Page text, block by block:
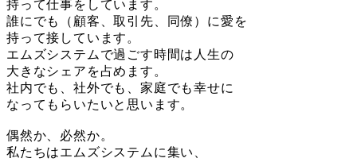
持って仕事をしています。
誰にでも（顧客、取引先、同僚）に愛を
持って接しています。
エムズシステムで過ごす時間は人生の
大きなシェアを占めます。
社内でも、社外でも、家庭でも幸せに
なってもらいたいと思います。
偶然か、必然か。
私たちはエムズシステムに集い、